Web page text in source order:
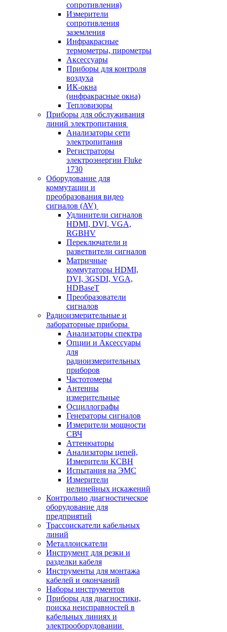
сопротивления)
Измерители
сопротивления
заземления
Инфракрасные
термометры, пирометры
Аксессуары
Приборы для контроля
воздуха
ИК-окна
(инфракрасные окна)
Тепловизоры
Приборы для обслуживания
линий электропитания
Анализаторы сети
электропитания
Регистраторы
электроэнергии Fluke
1730
Оборудование для
коммутации и
преобразования видео
сигналов (AV)
Удлинители сигналов
HDMI, DVI, VGA,
RGBHV
Переключатели и
разветвители сигналов
Матричные
коммутаторы HDMI,
DVI, 3GSDI, VGA,
HDBaseT
Преобразователи
сигналов
Радиоизмерительные и
лабораторные приборы
Анализаторы спектра
Опции и Аксессуары
для
радиоизмерительных
приборов
Частотомеры
Антенны
измерительные
Осциллографы
Генераторы сигналов
Измерители мощности
СВЧ
Аттенюаторы
Анализаторы цепей,
Измерители КСВН
Испытания на ЭМС
Измерители
нелинейных искажений
Контрольно диагностическое
оборудование для
предприятий
Трассоискатели кабельных
линий
Металлоискатели
Инструмент для резки и
разделки кабеля
Инструменты для монтажа
кабелей и окончаний
Наборы инструментов
Приборы для диагностики,
поиска неисправностей в
кабельных линиях и
электрооборудовании